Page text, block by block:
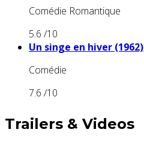
Comédie Romantique
5.6 /10
Un singe en hiver (1962)
Comédie
7.6 /10
Trailers & Videos